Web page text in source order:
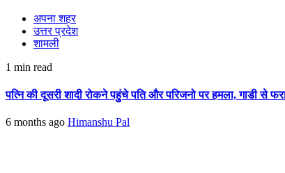
अपना शहर
उत्तर प्रदेश
शामली
1 min read
पत्नि की दूसरी शादी रोकने पहुुंचे पति और परिजनो पर हमला, गाडी से
6 months ago Himanshu Pal